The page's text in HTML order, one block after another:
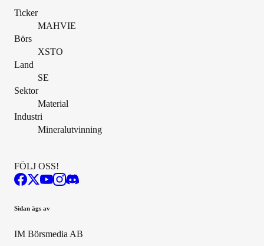
Ticker
MAHVIE
Börs
XSTO
Land
SE
Sektor
Material
Industri
Mineralutvinning
FÖLJ OSS!
Sidan ägs av
IM Börsmedia AB